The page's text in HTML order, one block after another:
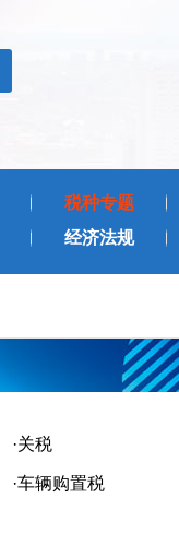
税种专题
经济法规
·关税
·车辆购置税